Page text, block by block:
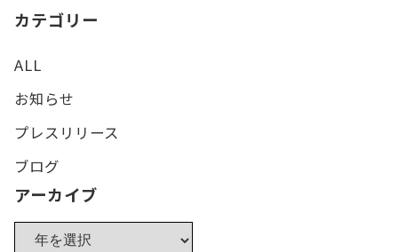
カテゴリー
ALL
お知らせ
プレスリリース
ブログ
アーカイブ